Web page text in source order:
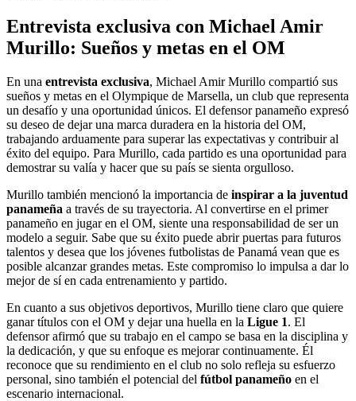
Entrevista exclusiva con Michael Amir
Murillo: Sueños y metas en el OM
En una entrevista exclusiva, Michael Amir Murillo compartió sus
sueños y metas en el Olympique de Marsella, un club que representa
un desafío y una oportunidad únicos. El defensor panameño expresó
su deseo de dejar una marca duradera en la historia del OM,
trabajando arduamente para superar las expectativas y contribuir al
éxito del equipo. Para Murillo, cada partido es una oportunidad para
demostrar su valía y hacer que su país se sienta orgulloso.
Murillo también mencionó la importancia de inspirar a la juventud
panameña a través de su trayectoria. Al convertirse en el primer
panameño en jugar en el OM, siente una responsabilidad de ser un
modelo a seguir. Sabe que su éxito puede abrir puertas para futuros
talentos y desea que los jóvenes futbolistas de Panamá vean que es
posible alcanzar grandes metas. Este compromiso lo impulsa a dar lo
mejor de sí en cada entrenamiento y partido.
En cuanto a sus objetivos deportivos, Murillo tiene claro que quiere
ganar títulos con el OM y dejar una huella en la Ligue 1. El
defensor afirmó que su trabajo en el campo se basa en la disciplina y
la dedicación, y que su enfoque es mejorar continuamente. Él
reconoce que su rendimiento en el club no solo refleja su esfuerzo
personal, sino también el potencial del fútbol panameño en el
escenario internacional.